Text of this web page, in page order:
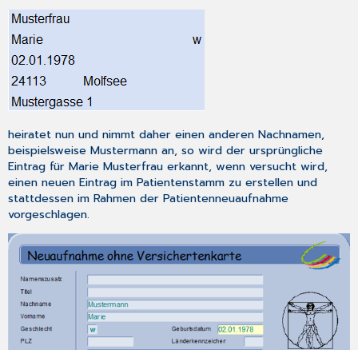
heiratet nun und nimmt daher einen anderen Nachnamen,
beispielsweise Mustermann an, so wird der ursprüngliche
Eintrag für Marie Musterfrau erkannt, wenn versucht wird,
einen neuen Eintrag im Patientenstamm zu erstellen und
stattdessen im Rahmen der Patientenneuaufnahme
vorgeschlagen.